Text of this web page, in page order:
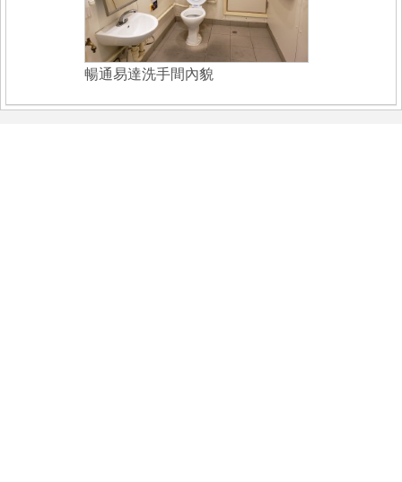
暢通易達洗手間內貌